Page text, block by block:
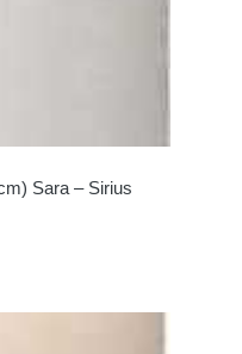
Sara – Sirius